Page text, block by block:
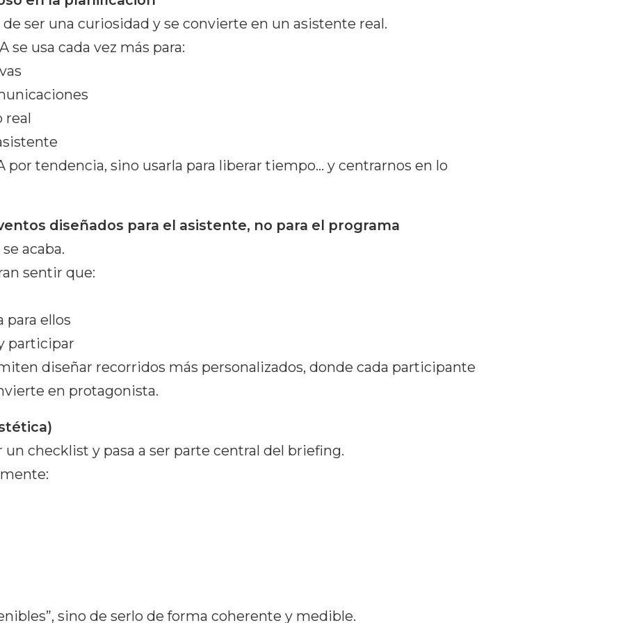
ser una curiosidad y se convierte en un asistente real.
se usa cada vez más para:
real
por tendencia, sino usarla para liberar tiempo… y centrarnos en lo
diseñados para el asistente, no para el programa
acaba.
sentir que:
para ellos
participar
diseñar recorridos más personalizados, donde cada participante
en protagonista.
checklist y pasa a ser parte central del briefing.
sino de serlo de forma coherente y medible.